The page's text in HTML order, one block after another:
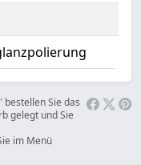
bestellen Sie das
gelegt und Sie
im Menü